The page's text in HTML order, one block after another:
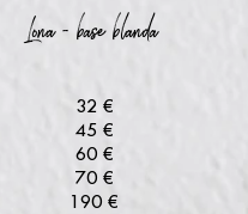
Lona - base blanda
32 €
45 €
60 €
70 €
190 €